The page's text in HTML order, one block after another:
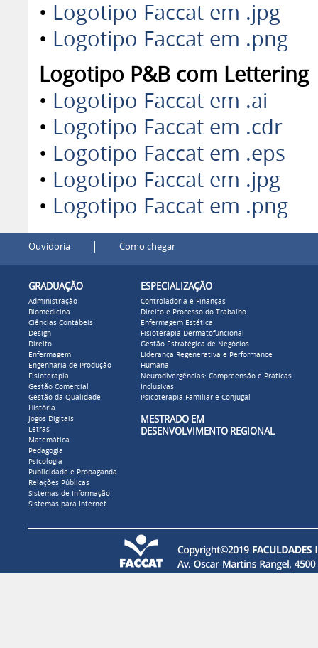
• Logotipo Faccat em .jpg
• Logotipo Faccat em .png
Logotipo P&B com Lettering
• Logotipo Faccat em .ai
• Logotipo Faccat em .cdr
• Logotipo Faccat em .eps
• Logotipo Faccat em .jpg
• Logotipo Faccat em .png
Ouvidoria | Como chegar
GRADUAÇÃO
Administração
Biomedicina
Ciências Contábeis
Design
Direito
Enfermagem
Engenharia de Produção
Fisioterapia
Gestão Comercial
Gestão da Qualidade
História
Jogos Digitais
Letras
Matemática
Pedagogia
Psicologia
Publicidade e Propaganda
Relações Públicas
Sistemas de Informação
Sistemas para Internet
ESPECIALIZAÇÃO
Controladoria e Finanças
Direito e Processo do Trabalho
Enfermagem Estética
Fisioterapia Dermatofuncional
Gestão Estratégica de Negócios
Liderança Regenerativa e Performance
Humana
Neurodivergências: Compreensão e Práticas
Inclusivas
Psicoterapia Familiar e Conjugal
MESTRADO EM
DESENVOLVIMENTO REGIONAL